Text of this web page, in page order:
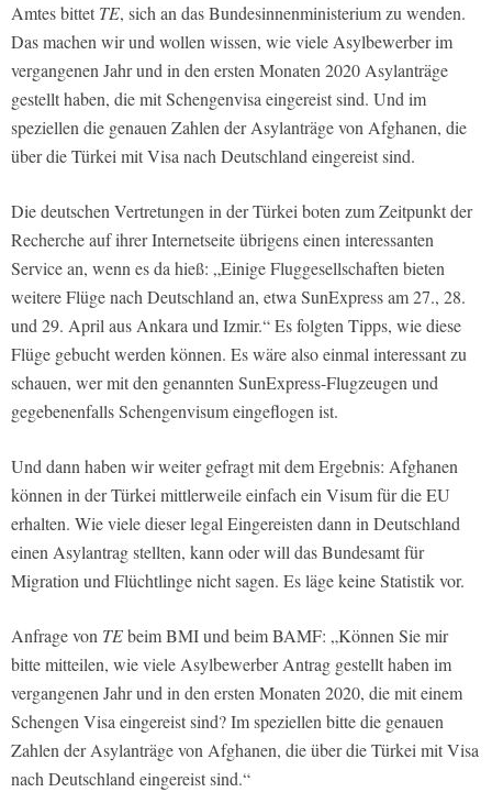
Amtes bittet TE, sich an das Bundesinnenministerium zu wenden.
Das machen wir und wollen wissen, wie viele Asylbewerber im
vergangenen Jahr und in den ersten Monaten 2020 Asylanträge
gestellt haben, die mit Schengenvisa eingereist sind. Und im
speziellen die genauen Zahlen der Asylanträge von Afghanen, die
über die Türkei mit Visa nach Deutschland eingereist sind.
Die deutschen Vertretungen in der Türkei boten zum Zeitpunkt der
Recherche auf ihrer Internetseite übrigens einen interessanten
Service an, wenn es da hieß: „Einige Fluggesellschaften bieten
weitere Flüge nach Deutschland an, etwa SunExpress am 27., 28.
und 29. April aus Ankara und Izmir.“ Es folgten Tipps, wie diese
Flüge gebucht werden können. Es wäre also einmal interessant zu
schauen, wer mit den genannten SunExpress-Flugzeugen und
gegebenenfalls Schengenvisum eingeflogen ist.
Und dann haben wir weiter gefragt mit dem Ergebnis: Afghanen
können in der Türkei mittlerweile einfach ein Visum für die EU
erhalten. Wie viele dieser legal Eingereisten dann in Deutschland
einen Asylantrag stellten, kann oder will das Bundesamt für
Migration und Flüchtlinge nicht sagen. Es läge keine Statistik vor.
Anfrage von TEbeim BMI und beim BAMF: „Können Sie mir
bitte mitteilen, wie viele Asylbewerber Antrag gestellt haben im
vergangenen Jahr und in den ersten Monaten 2020, die mit einem
Schengen Visa eingereist sind? Im speziellen bitte die genauen
Zahlen der Asylanträge von Afghanen, die über die Türkei mit Visa
nach Deutschland eingereist sind.“